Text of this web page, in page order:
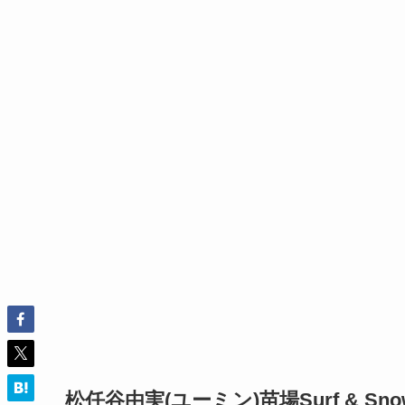
松任谷由実(ユーミン)苗場Surf &